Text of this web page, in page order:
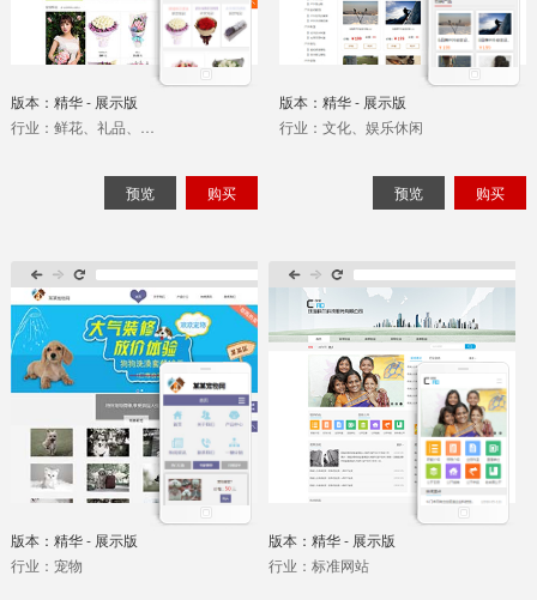
金融、证券模板
贸易、物流、出口模板
美容、美发、护肤模板
名家个人网站模板
拍卖、投资、典当模板
汽车、运输、汽配模板
摄影、冲印、玩具模板
食品、饮料加工模板
文化、娱乐休闲模板
五金、仪器、仪表模板
学校、教育培训模板
医疗、药品、保健模板
照明、水电、能源模板
政府、综合性门户模板
双语言模板
纯英文模板
单页模板模板
商城网站模板
版本：精华 - 展示版
预览 购买
版本：精华 - 展示版
行业：文化、娱乐休闲
预览 购买
版本：精华 - 展示版
行业：宠物
版本：精华 - 展示版
行业：标准网站